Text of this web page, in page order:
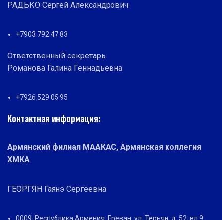
РАДЬКО Сергей Александрович
+7903 792 47 83
Ответственный секретарь
Романова Галина Геннадьевна
+7926 529 05 95
Контактная информация:
Армянский филиал МААКАС, Армянская коллегия
ХМКА
ГЕОРГЯН Гаянэ Сергеевна
0009, Республика Армения, Ереван, ул. Терьян, д. 52, вл.9